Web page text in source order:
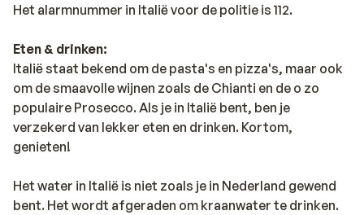
Het alarmnummer in Italië voor de politie is 112.
Eten & drinken:
Italië staat bekend om de pasta's en pizza's, maar ook
om de smaavolle wijnen zoals de Chianti en de o zo
populaire Prosecco. Als je in Italië bent, ben je
verzekerd van lekker eten en drinken. Kortom,
genieten!
Het water in Italië is niet zoals je in Nederland gewend
bent. Het wordt afgeraden om kraanwater te drinken.